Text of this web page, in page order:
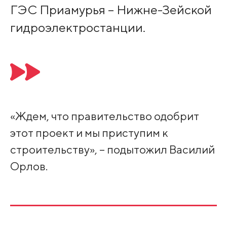
ГЭС Приамурья – Нижне-Зейской
гидроэлектростанции.
«Ждем, что правительство одобрит
этот проект и мы приступим к
строительству», – подытожил Василий
Орлов.